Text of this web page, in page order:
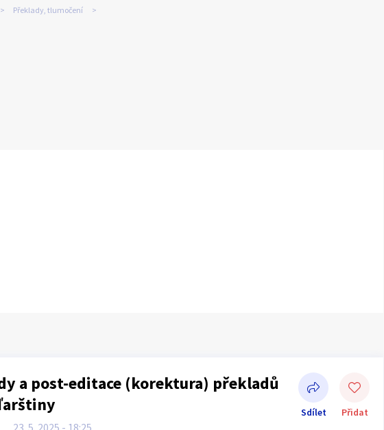
Překlady, tlumočení
a post-editace (korektura) překladů
23. 5. 2025 - 18:25
Sdílet Přidat